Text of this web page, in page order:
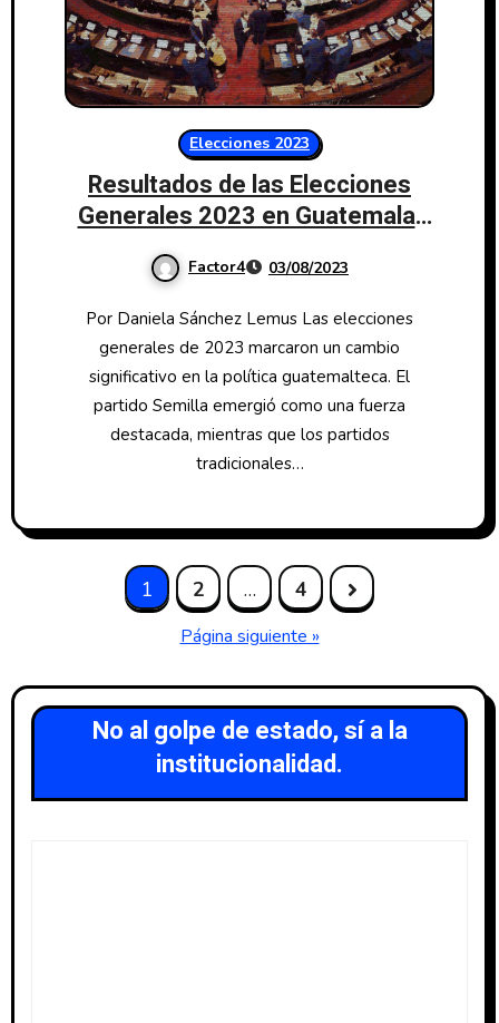
Elecciones 2023
Resultados de las Elecciones
Generales 2023 en Guatemala:
Cambio Significativo en el
Congreso
Factor4 03/08/2023
Por Daniela Sánchez Lemus Las elecciones
generales de 2023 marcaron un cambio
significativo en la política guatemalteca. El
partido Semilla emergió como una fuerza
destacada, mientras que los partidos
tradicionales…
1 2 … 4
Página siguiente »
No al golpe de estado, sí a la
institucionalidad.